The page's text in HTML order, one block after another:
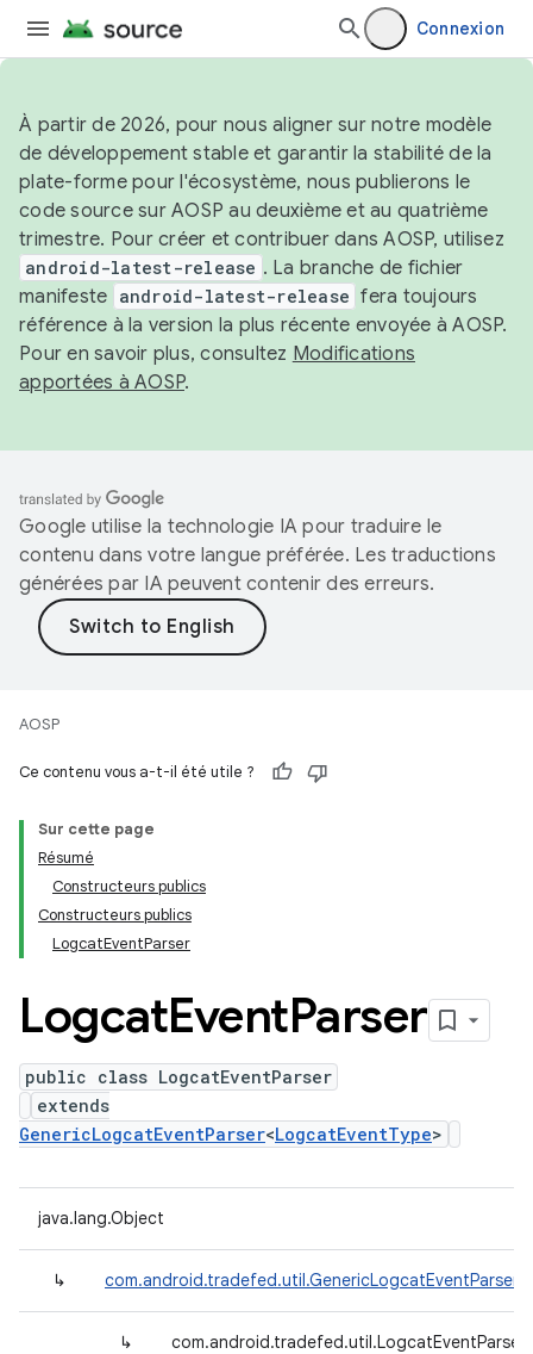
Connexion
À partir de 2026, pour nous aligner sur notre modèle
de développement stable et garantir la stabilité de la
plate-forme pour l'écosystème, nous publierons le
code source sur AOSP au deuxième et au quatrième
trimestre. Pour créer et contribuer dans AOSP, utilisez
android-latest-release . La branche de fichier
manifeste android-latest-release fera toujours
référence à la version la plus récente envoyée à AOSP.
Pour en savoir plus, consultez Modifications
apportées à AOSP.
Google utilise la technologie IA pour traduire le
contenu dans votre langue préférée. Les traductions
générées par IA peuvent contenir des erreurs.
AOSP
Ce contenu vous a-t-il été utile ?
Sur cette page
Résumé
Constructeurs publics
Constructeurs publics
LogcatEventParser
LogcatEventParser
public class LogcatEventParser
extends
GenericLogcatEventParser<LogcatEventType>
java.lang.Object
↳ com.android.tradefed.util.GenericLogcatEventParser
↳ com.android.tradefed.util.LogcatEventParser